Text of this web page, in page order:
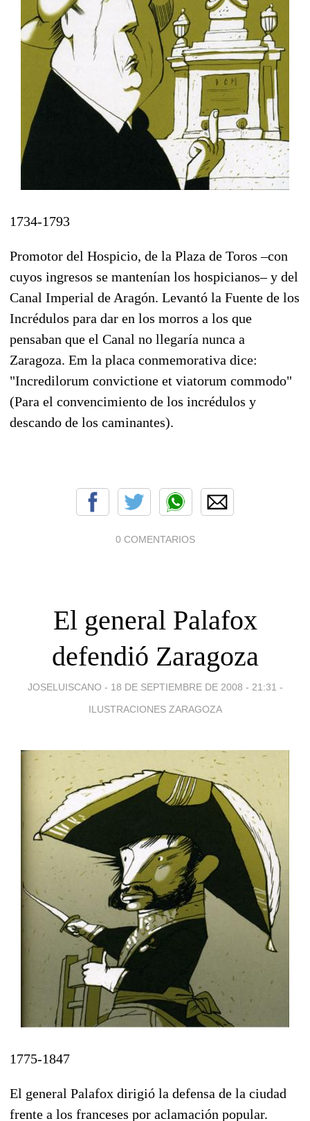
1734-1793
Promotor del Hospicio, de la Plaza de Toros –con
cuyos ingresos se mantenían los hospicianos– y del
Canal Imperial de Aragón. Levantó la Fuente de los
Incrédulos para dar en los morros a los que
pensaban que el Canal no llegaría nunca a
Zaragoza. Em la placa conmemorativa dice:
"Incredilorum convictione et viatorum commodo"
(Para el convencimiento de los incrédulos y
descando de los caminantes).
0 COMENTARIOS
El general Palafox
defendió Zaragoza
JOSELUISCANO - 18 DE SEPTIEMBRE DE 2008 - 21:31 -
ILUSTRACIONES ZARAGOZA
1775-1847
El general Palafox dirigió la defensa de la ciudad
frente a los franceses por aclamación popular.